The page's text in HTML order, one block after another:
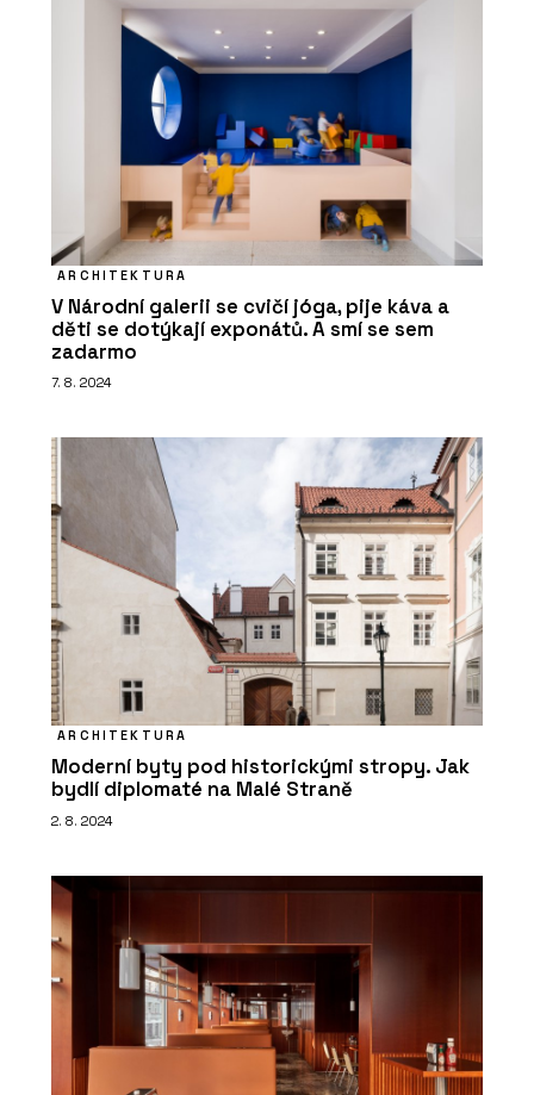
ARCHITEKTURA
V Národní galerii se cvičí jóga, pije káva a
děti se dotýkají exponátů. A smí se sem
zadarmo
7. 8. 2024
ARCHITEKTURA
Moderní byty pod historickými stropy. Jak
bydlí diplomaté na Malé Straně
2. 8. 2024